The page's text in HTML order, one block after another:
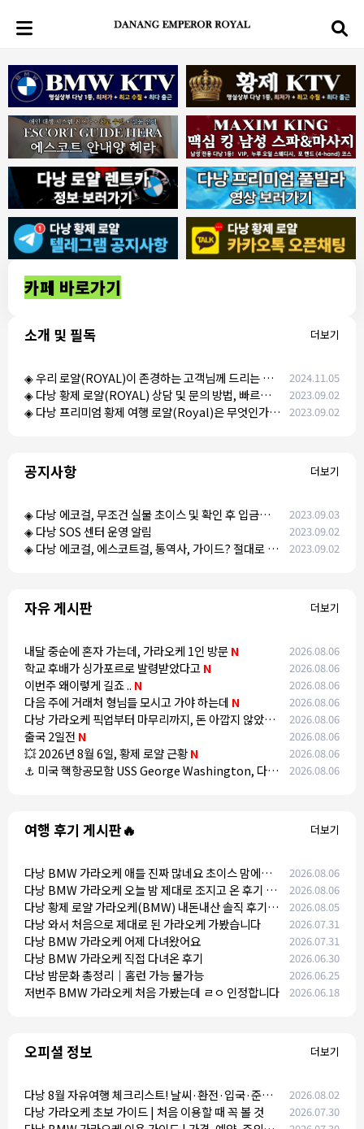
카페 바로가기
소개 및 필독 더보기
◈ 우리 로얄(ROYAL)이 존경하는 고객님께 드리는 말
씀.
2024.11.05
◈ 다낭 황제 로얄(ROYAL) 상담 및 문의 방법, 빠르게
견적을 받으려면?
2023.09.02
◈ 다낭 프리미엄 황제 여행 로얄(Royal)은 무엇인가
2023.09.02
공지사항 더보기
◈ 다낭 에코걸, 무조건 실물 초이스 및 확인 후 입금을
진행하세요! [사기 및 허위 과장 광고 저격!]
2023.09.03
◈ 다낭 SOS 센터 운영 알림 2023.09.02
◈ 다낭 에코걸, 에스코트걸, 통역사, 가이드? 절대로 실
2023.09.02
자유 게시판 더보기
내달 중순에 혼자 가는데, 가라오케 1인 방문N 2026.08.06
학교 후배가 싱가포르로 발령받았다고N 2026.08.06
이번주 왜이렇게 길죠 .. N 2026.08.06
다음 주에 거래처 형님들 모시고 가야 하는데 N 2026.08.06
다낭 가라오케 픽업부터 마무리까지, 돈 아깝지 않았던
유일한 루트N
2026.08.06
출국 2일전 N 2026.08.06
💥 2026년 8월 6일, 황제 로얄 근황N 2026.08.06
⚓ 미국 핵항공모함 USS George Washington, 다낭
2026.08.06
여행 후기 게시판🔥 더보기
다낭 BMW 가라오케 애들 진짜 많네요 초이스 맘에들
려면 수량이 젤 중요한데
2026.08.06
다낭 BMW 가라오케 오늘 밤 제대로 조지고 온 후기 (연
장까지 달림)
2026.08.06
다낭 황제 로얄 가라오케(BMW) 내돈내산 솔직 후기:
마인드 초이스 대성공하고 온 썰
2026.08.05
다낭 와서 처음으로 제대로 된 가라오케 가봤습니다 2026.07.31
다낭 BMW 가라오케 어제 다녀왔어요 2026.07.31
다낭 BMW 가라오케 직접 다녀온 후기 2026.06.30
다낭 밤문화 총정리｜홈런 가능 불가능 2026.06.25
저번주 BMW 가라오케 처음 가봤는데 ㄹㅇ 인정합니다 2026.06.18
오피셜 정보 더보기
다낭 8월 자유여행 체크리스트! 날씨·환전·입국·준비
물 총정리
2026.08.02
다낭 가라오케 초보 가이드 | 처음 이용할 때 꼭 볼 것 2026.07.30